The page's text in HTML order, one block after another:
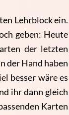
Lehrblock ein.
geben: Heute
der letzten
der Hand haben
besser wäre es
ihr dann gleich
Karten